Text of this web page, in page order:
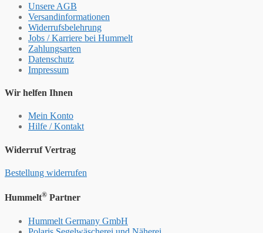
Unsere AGB
Versandinformationen
Widerrufsbelehrung
Jobs / Karriere bei Hummelt
Zahlungsarten
Datenschutz
Impressum
Wir helfen Ihnen
Mein Konto
Hilfe / Kontakt
Widerruf Vertrag
Bestellung widerrufen
Hummelt® Partner
Hummelt Germany GmbH